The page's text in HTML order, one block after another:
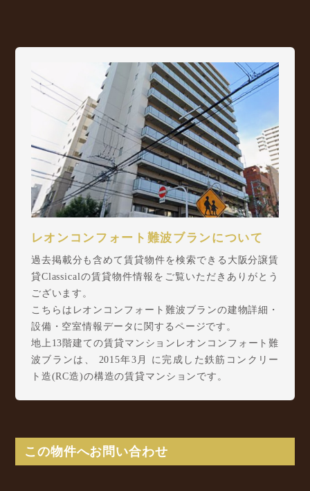
レオンコンフォート難波ブランについて
過去掲載分も含めて賃貸物件を検索できる大阪分譲賃
貸Classicalの賃貸物件情報をご覧いただきありがとう
ございます。
こちらはレオンコンフォート難波ブランの建物詳細・
設備・空室情報データに関するページです。
地上13階建ての賃貸マンションレオンコンフォート難
波ブランは、 2015年3月 に完成した鉄筋コンクリー
ト造(RC造)の構造の賃貸マンションです。
橋駅 徒歩9分 からアクセスが可能となっておりま
す。
この物件へお問い合わせ